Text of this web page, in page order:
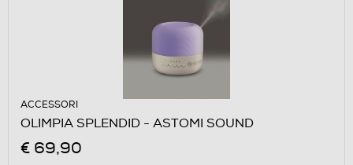
ACCESSORI
OLIMPIA SPLENDID - ASTOMI SOUND
€ 69,90